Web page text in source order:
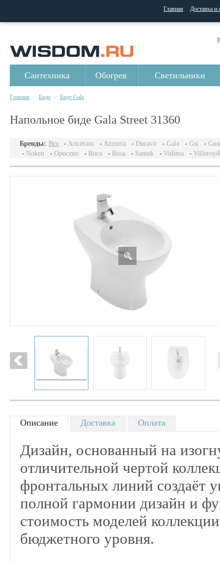
Главная Доставка и
Сантехника Обогрев Светильники
Главная > Биде > Биде Gala
Напольное биде Gala Street 31360
Бренды: Все Artceram Azzurra Duravit Gala Gsi
Noken
Opoczno Roca Rosa Santek Vidima
Описание Доставка Оплата
Дизайн, основанный на
отличительной чертой
фронтальных линий создаёт
полной гармонии дизайн и
стоимость моделей
бюджетного уровня.